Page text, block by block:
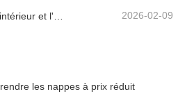
2026-02-09
les nappes à prix réduit